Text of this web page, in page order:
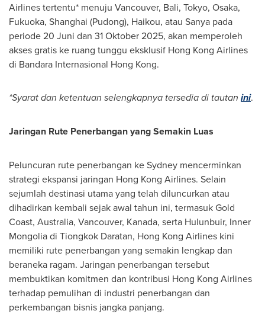
Airlines tertentu* menuju Vancouver, Bali, Tokyo, Osaka,
Fukuoka, Shanghai (Pudong), Haikou, atau Sanya pada
periode 20 Juni dan 31 Oktober 2025, akan memperoleh
akses gratis ke ruang tunggu eksklusif Hong Kong Airlines
di Bandara Internasional Hong Kong.
*Syarat dan ketentuan selengkapnya tersedia di tautan ini.
Jaringan Rute Penerbangan yang Semakin Luas
Peluncuran rute penerbangan ke Sydney mencerminkan
strategi ekspansi jaringan Hong Kong Airlines. Selain
sejumlah destinasi utama yang telah diluncurkan atau
dihadirkan kembali sejak awal tahun ini, termasukGold
Coast, Australia, Vancouver, Kanada, serta Hulunbuir, Inner
Mongolia di Tiongkok Daratan, Hong Kong Airlines kini
memiliki rute penerbangan yang semakin lengkap dan
beraneka ragam. Jaringan penerbangan tersebut
membuktikan komitmen dan kontribusi Hong Kong Airlines
terhadap pemulihan di industri penerbangan dan
perkembangan bisnis jangka panjang.